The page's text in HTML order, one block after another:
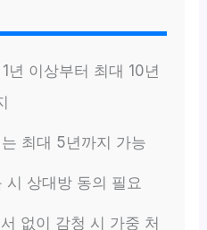
년 이상부터 최대 10년
는 최대 5년까지 가능
시 상대방 동의 필요
없이 감청 시 가중 처